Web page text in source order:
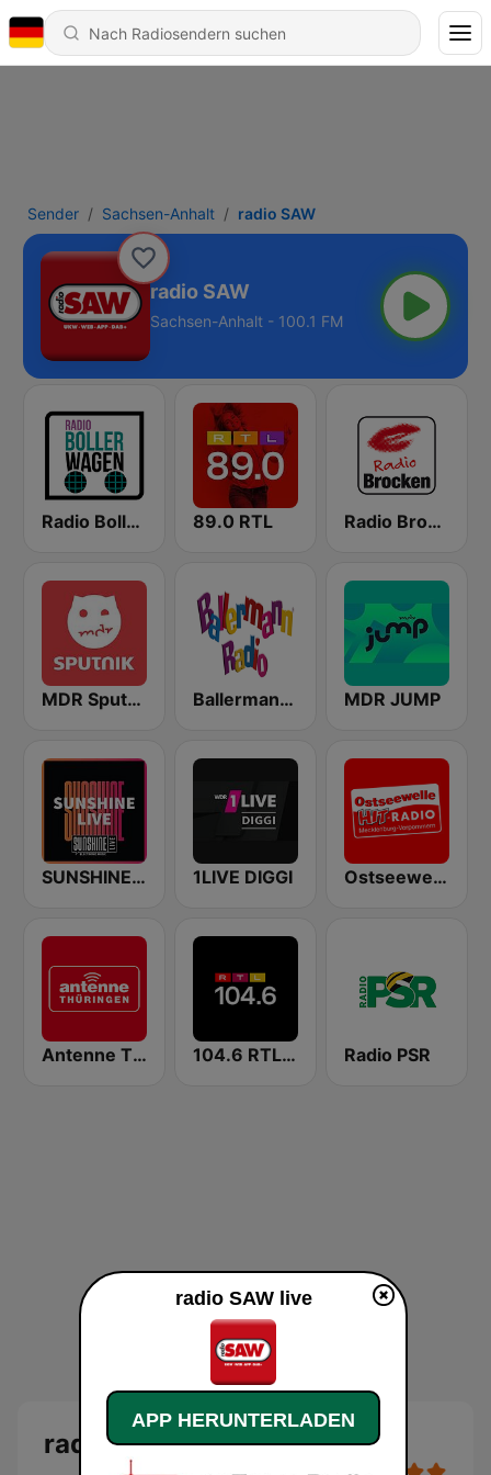
Sender Sachsen-Anhalt radio SAW
radio SAW
Sachsen-Anhalt - 100.1 FM
Radio Bollerwagen 89.0 RTL Radio Brocken
MDR Sputnik Ballermann Radio MDR JUMP
SUNSHINE LIVE 1LIVE DIGGI Ostseewelle Hit-Radio 105.6
Antenne Thüringen 104.6 RTL Berlins Hitradio Radio PSR
radio SAW Live
radio SAW live
APP HERUNTERLADEN